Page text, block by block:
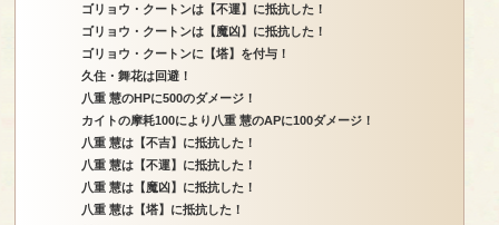
ゴリョウ・クートンは【不運】に抵抗した！
ゴリョウ・クートンは【魔凶】に抵抗した！
ゴリョウ・クートンに【塔】を付与！
久住・舞花は回避！
八重 慧のHPに500のダメージ！
カイトの摩耗100により八重 慧のAPに100ダメージ！
八重 慧は【不吉】に抵抗した！
八重 慧は【不運】に抵抗した！
八重 慧は【魔凶】に抵抗した！
八重 慧は【塔】に抵抗した！